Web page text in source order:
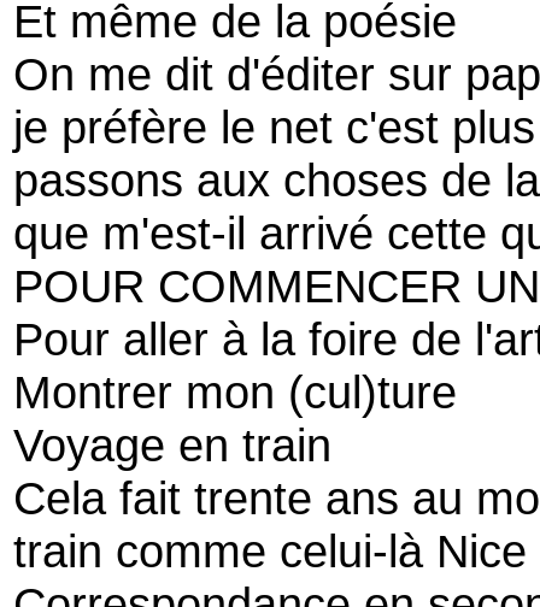
Et même de la poésie
On me dit d'éditer sur
je préfère le net c'est
passons aux choses de
que m'est-il arrivé cette
POUR COMMENCER
Pour aller à la foire de
Montrer mon (cul)ture
Voyage en train
Cela fait trente ans au
train comme celui-là